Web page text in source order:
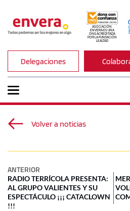
ASOCIACIÓN
ENVERA ES UNA
ONG ACREDITADA
POR LA FUNDACIÓN
LEALTAD
Delegaciones
Volver a noticias
ANTERIOR
RADIO TERRÍCOLA PRESENTA:
AL GRUPO VALIENTES Y SU
ESPECTÁCULO ¡¡¡ CATACLOWN
!!!